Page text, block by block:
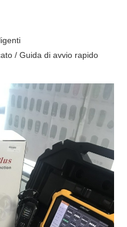
/ Guida di avvio rapido